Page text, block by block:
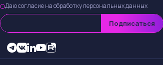
Даю согласие на обработку персональных данных
Подписаться